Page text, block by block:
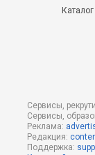
Сервисы,
Сервисы,
Реклама:
Редакция:
Поддержка: